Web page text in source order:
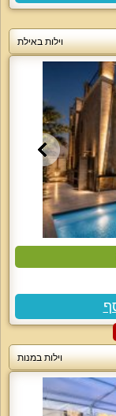
וילות באילת
וילות במנות